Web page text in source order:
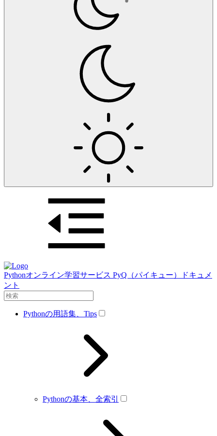
Pythonオンライン学習サービス PyQ（パイキュー）ドキュメ
ント
Pythonの用語集、Tips
Pythonの基本、全索引